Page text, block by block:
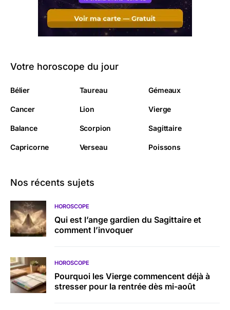
Votre horoscope du jour
Bélier Taureau Gémeaux
Cancer Lion Vierge
Balance Scorpion Sagittaire
Capricorne Verseau Poissons
Nos récents sujets
HOROSCOPE
Qui est l’ange gardien du Sagittaire et
comment l’invoquer
HOROSCOPE
Pourquoi les Vierge commencent déjà à
stresser pour la rentrée dès mi-août